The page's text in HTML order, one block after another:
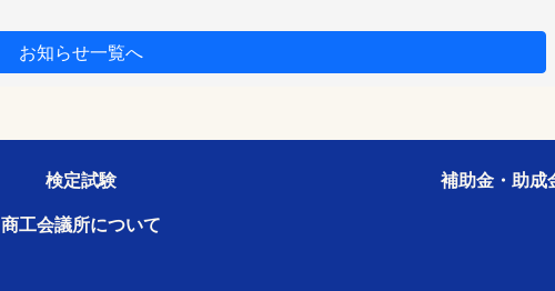
お知らせ一覧へ
検定試験
補助金・助成
商工会議所について